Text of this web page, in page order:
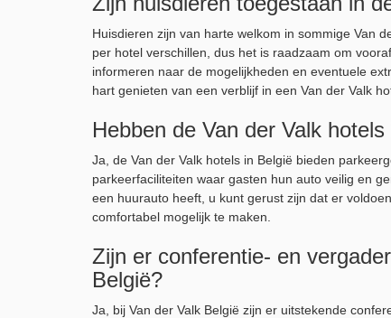
Huisdieren zijn van harte welkom in sommige Van
per hotel verschillen, dus het is raadzaam om
informeren naar de mogelijkheden en eventuele
hart genieten van een verblijf in een Van der Valk
Hebben de Van der Valk
Ja, de Van der Valk hotels in België bieden
parkeerfaciliteiten waar gasten hun auto veilig en
een huurauto heeft, u kunt gerust zijn dat er
comfortabel mogelijk te maken.
Zijn er conferentie- en
België?
Ja, bij Van der Valk België zijn er uitstekende